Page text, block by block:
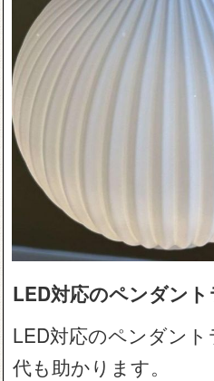
LED対応のペンダント
LED対応のペンダン
代も助かります。